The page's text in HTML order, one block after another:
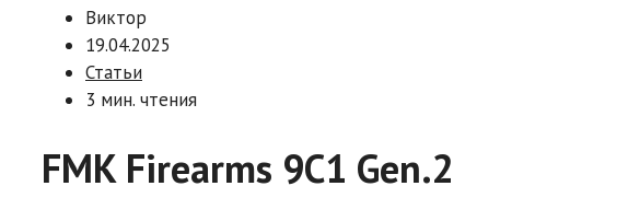
Виктор
19.04.2025
Статьи
3 мин. чтения
FMK Firearms 9C1 Gen.2